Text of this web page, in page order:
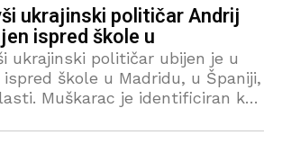
ukrajinski političar Andrij
ispred škole u
ukrajinski političar ubijen je u
škole u Madridu, u Španiji,
Muškarac je identificiran kao
Janukoviča,